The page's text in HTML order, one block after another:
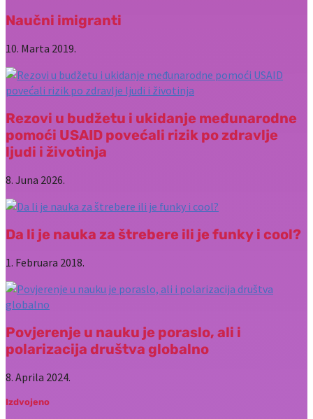
Naučni imigranti
10. Marta 2019.
Rezovi u budžetu i ukidanje međunarodne
pomoći USAID povećali rizik po zdravlje
ljudi i životinja
8. Juna 2026.
Da li je nauka za štrebere ili je funky i cool?
1. Februara 2018.
Povjerenje u nauku je poraslo, ali i
polarizacija društva globalno
8. Aprila 2024.
Izdvojeno